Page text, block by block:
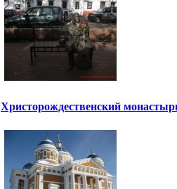
Христорождественский